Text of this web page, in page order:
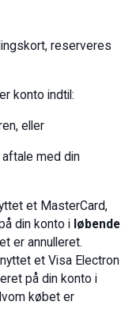
reserveres
konto indtil:
eller
med din
et MasterCard,
din konto i løbende
er annulleret.
et Visa Electron
på din konto i
købet er